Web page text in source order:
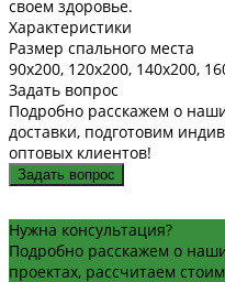
своем здоровье.
Характеристики
Размер спального места
90х200, 120х200, 140х200,
Задать вопрос
Подробно расскажем о
доставки, подготовим
оптовых клиентов!
Задать вопрос
Нужна консультация?
Подробно расскажем о
проектах, рассчитаем